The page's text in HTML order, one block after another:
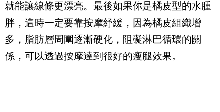
就能讓線條更漂亮。最後如果你是橘皮型的水腫
胖，這時一定要靠按摩紓緩，因為橘皮組織增
多，脂肪層周圍逐漸硬化，阻礙淋巴循環的關
係，可以透過按摩達到很好的瘦腿效果。